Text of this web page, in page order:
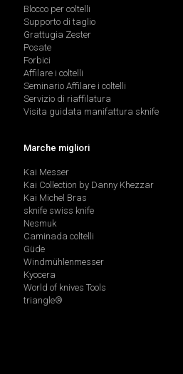
Blocco per coltelli
Supporto di taglio
Grattugia Zester
Posate
Forbici
Affilare i coltelli
Seminario Affilare i coltelli
Servizio di riaffilatura
Visita guidata manifattura sknife
Marche migliori
Kai Messer
Kai Collection by Danny Khezzar
Kai Michel Bras
sknife swiss knife
Nesmuk
Caminada coltelli
Güde
Windmühlenmesser
Kyocera
World of knives Tools
triangle®